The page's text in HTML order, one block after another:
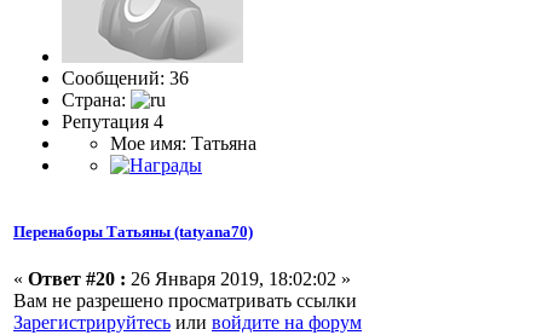
Сообщений: 36
Страна:
Репутация 4
Мое имя: Татьяна
Перенаборы Татьяны (tatyana70)
« Ответ #20 : 26 Января 2019, 18:02:02 »
Вам не разрешено просматривать ссылки
Зарегистрируйтесь или войдите на форум